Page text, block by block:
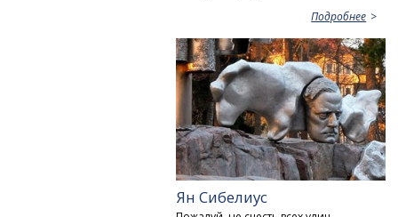
Подробнее
Ян Сибелиус